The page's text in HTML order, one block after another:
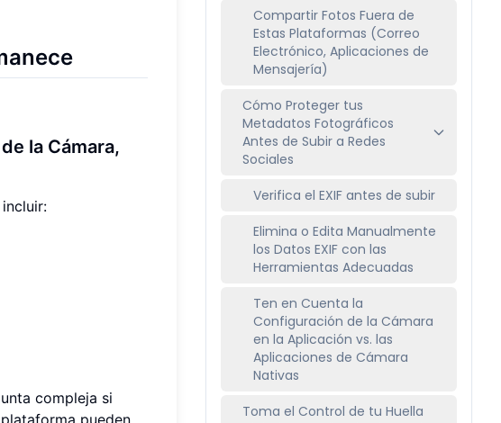
la Cámara,
compleja si
Compartir Fotos Fuera de
Estas Plataformas (Correo
Electrónico, Aplicaciones de
Mensajería)
Cómo Proteger tus
Metadatos Fotográficos
Antes de Subir a Redes
Sociales
Verifica el EXIF antes de subir
Elimina o Edita Manualmente
los Datos EXIF con las
Herramientas Adecuadas
Ten en Cuenta la
Configuración de la Cámara
en la Aplicación vs. las
Aplicaciones de Cámara
Nativas
Toma el Control de tu Huella